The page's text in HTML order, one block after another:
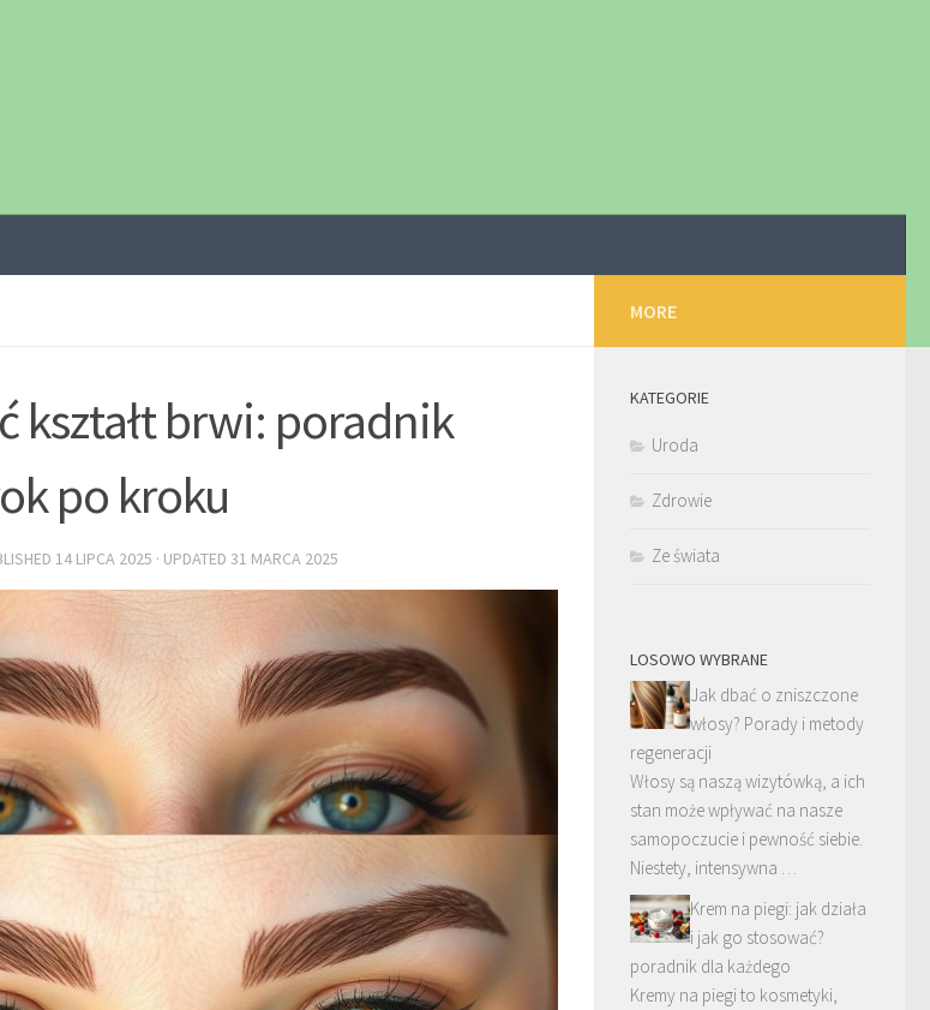
kształt brwi: poradnik
po kroku
14 LIPCA 2025 · UPDATED 31 MARCA 2025
MORE
KATEGORIE
Uroda
Zdrowie
Ze świata
LOSOWO WYBRANE
Jak dbać o zniszczone
włosy? Porady i metody
regeneracji
Włosy są naszą wizytówką, a ich
stan może wpływać na nasze
samopoczucie i pewność siebie.
Niestety, intensywna …
Krem na piegi: jak działa
i jak go stosować?
poradnik dla każdego
Kremy na piegi to kosmetyki,